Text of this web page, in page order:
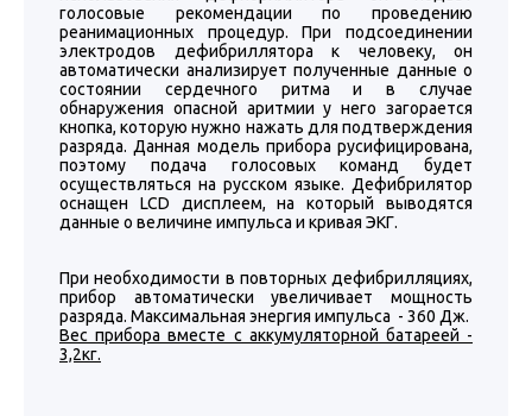
голосовые рекомендации по проведению
реанимационных процедур. При подсоединении
электродов дефибриллятора к человеку, он
автоматически анализирует полученные данные о
состоянии сердечного ритма и в случае
обнаружения опасной аритмии у него загорается
кнопка, которую нужно нажать для подтверждения
разряда. Данная модель прибора русифицирована,
поэтому подача голосовых команд будет
осуществляться на русском языке. Дефибрилятор
оснащен LCD дисплеем, на который выводятся
данные о величине импульса и кривая ЭКГ.
При необходимости в повторных дефибрилляциях,
прибор автоматически увеличивает мощность
разряда. Максимальная энергия импульса - 360 Дж.
Вес прибора вместе с аккумуляторной батареей -
3,2кг.